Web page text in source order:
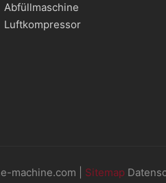
Abfüllmaschine
Luftkompressor
machine.com | Sitemap